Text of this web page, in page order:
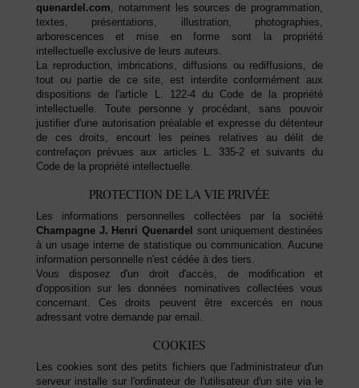
quenardel.com, notamment les sources de programmation,
textes, présentations, illustration, photographies,
arborescences et mise en forme sont la propriété
intellectuelle exclusive de leurs auteurs.
La reproduction, imbrications, diffusions ou rediffusions, de
tout ou partie de ce site, est interdite conformément aux
dispositions de l'article L. 122-4 du Code de la propriété
intellectuelle. Toute personne y procédant, sans pouvoir
justifier d'une autorisation préalable et expresse du détenteur
de ces droits, encourt les peines relatives au délit de
contrefaçon prévues aux articles L. 335-2 et suivants du
Code de la propriété intellectuelle.
PROTECTION DE LA VIE PRIVÉE
Les informations personnelles collectées par la société
Champagne J. Henri Quenardel sont uniquement destinées
à un usage interne de statistique ou communication. Aucune
information personnelle n'est cédée à des tiers.
Vous disposez d'un droit d'accès, de modification et
d'opposition sur les données nominatives collectées vous
concernant. Ces droits peuvent être excercés en nous
adressant votre demande par email.
COOKIES
Les cookies sont des petits fichiers que l'administrateur d'un
serveur installe sur l'ordinateur de l'utilisateur d'un site via le